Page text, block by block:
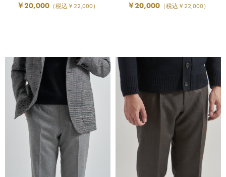
￥20,000 （税込￥22,000） ￥20,000 （税込￥22,000）